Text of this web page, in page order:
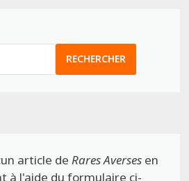
RECHERCHER
article de Rares Aversesen
à l'aide du formulaire ci-